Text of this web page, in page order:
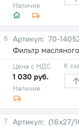
Наличие
6
70-
Фильтр
Наличие
Цена с НДС
1 030 руб.
К
7
(16х27/